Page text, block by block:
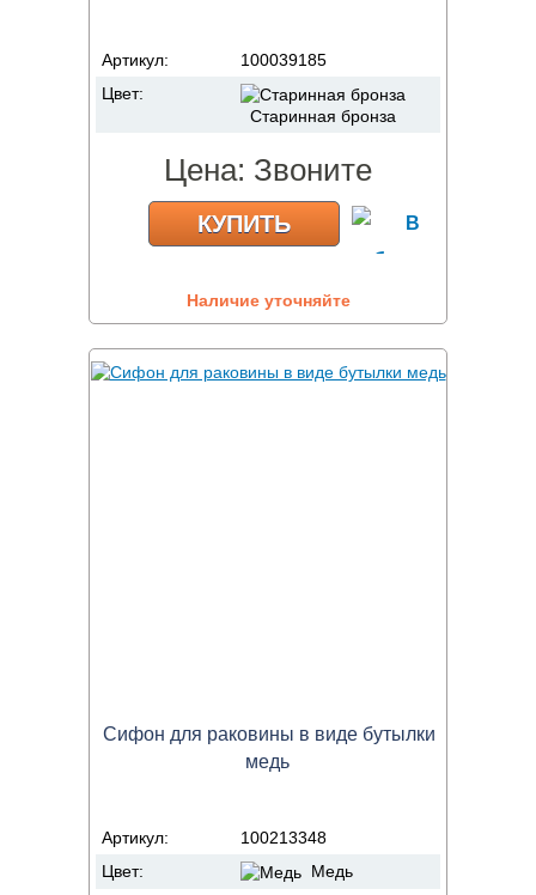
Артикул:
100039185
Цвет:
Старинная бронза
Цена: Звоните
КУПИТЬ
Наличие уточняйте
Сифон для раковины в виде бутылки
медь
Артикул:
100213348
Цвет:
Медь